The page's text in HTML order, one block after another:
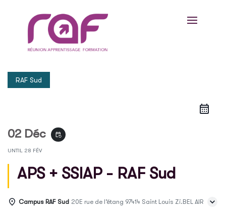
RAF Sud
02 Déc event_repeat
UNTIL 28 FÉV
APS + SSIAP - RAF Sud
Campus RAF Sud 20E rue de l’étang 97414 Saint Louis Zi.BEL AIR